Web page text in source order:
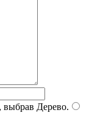
выбрав Дерево.